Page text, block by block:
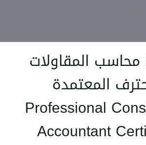
المقاولات
المعتمدة
Professional
Accountant